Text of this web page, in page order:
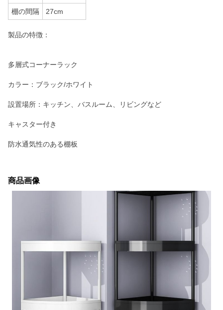
棚の間隔 27cm
製品の特徴：
多層式コーナーラック
カラー：ブラック/ホワイト
設置場所：キッチン、バスルーム、リビングなど
キャスター付き
防水通気性のある棚板
商品画像